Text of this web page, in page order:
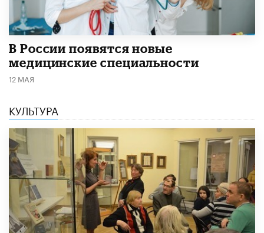
В России появятся новые
медицинские специальности
12 МАЯ
КУЛЬТУРА